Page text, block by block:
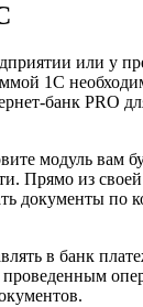
или у
1С
банк PRO
модуль вам
Прямо из
документы по
в банк